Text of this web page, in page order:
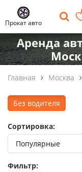
Прокат авто
Аренда
Главная Москва
Без водителя
Сортировка:
Фильтр: